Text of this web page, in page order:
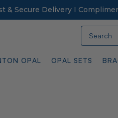
& Secure Delivery I
OPAL OPAL SETS